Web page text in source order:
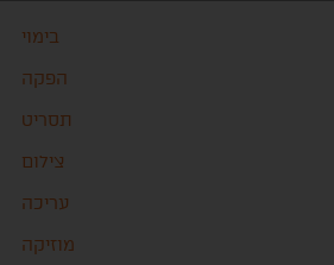
בימוי
הפקה
תסריט
צילום
עריכה
מוזיקה